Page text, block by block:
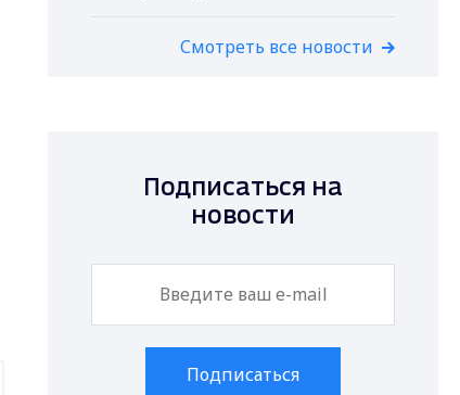
Смотреть все новости
Подписаться на
новости
Подписаться